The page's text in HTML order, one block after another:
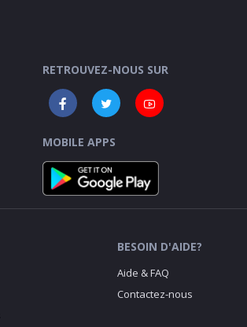
RETROUVEZ-NOUS SUR
MOBILE APPS
BESOIN D'AIDE?
Aide & FAQ
Contactez-nous